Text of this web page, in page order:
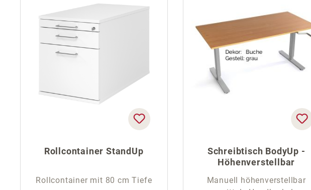
Rollcontainer StandUp
Rollcontainer mit 80 cm Tiefe
Schreibtisch BodyUp -
Höhenverstellbar
Manuell höhenverstellbar